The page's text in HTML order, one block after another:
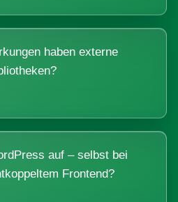
haben externe
auf – selbst bei
Frontend?